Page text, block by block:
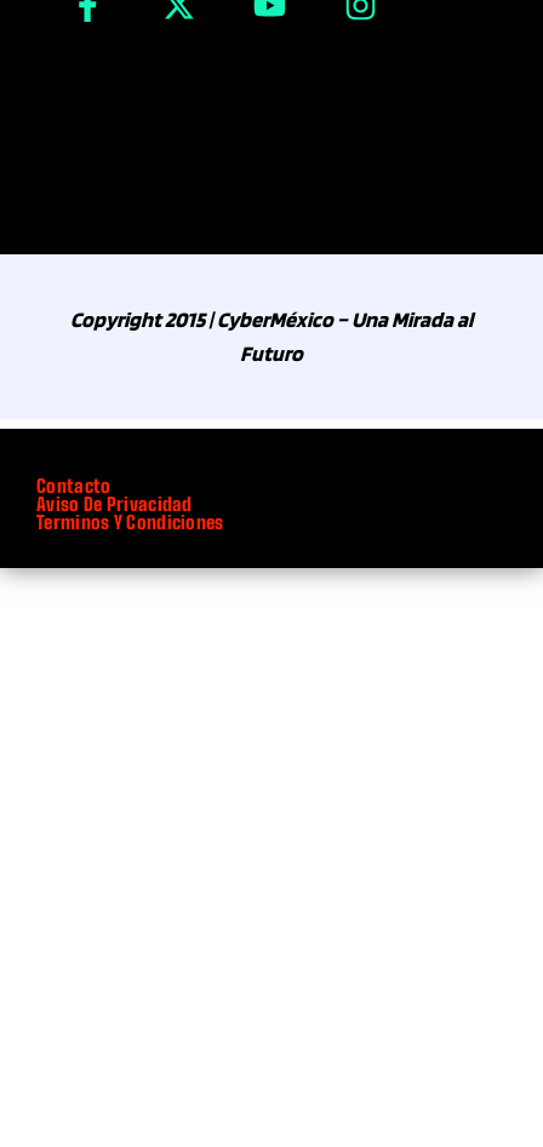
Copyright 2015 | CyberMéxico – Una Mirada al
Futuro
Contacto
Aviso De Privacidad
Terminos Y Condiciones